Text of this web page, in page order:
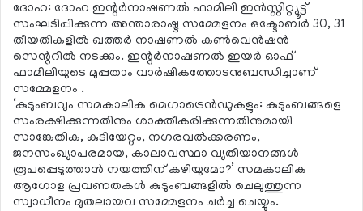
ദോഹ: ദോഹ ഇന്റര്‍നാഷണല്‍ ഫാമിലി ഇന്‍സ്റ്റിറ്റ്യൂട്ട്
സംഘടിപ്പിക്കുന്ന അന്താരാഷ്ട്ര സമ്മേളനം ഒക്ടോബര്‍ 30, 31
തീയതികളില്‍ ഖത്തര്‍ നാഷണല്‍ കണ്‍വെന്‍ഷന്‍
സെന്ററില്‍ നടക്കും. ഇന്റര്‍നാഷണല്‍ ഇയര്‍ ഓഫ്
ഫാമിലിയുടെ മുപ്പതാം വാര്‍ഷികത്തോടനുബന്ധിച്ചാണ്
സമ്മേളനം .
‘കുടുംബവും സമകാലിക മെഗാട്രെന്‍ഡുകളും: കുടുംബങ്ങളെ
സംരക്ഷിക്കുന്നതിനും ശാക്തീകരിക്കുന്നതിനുമായി
സാങ്കേതിക, കുടിയേറ്റം, നഗരവല്‍ക്കരണം,
ജനസംഖ്യാപരമായ, കാലാവസ്ഥാ വ്യതിയാനങ്ങള്‍
രൂപപ്പെടുത്താന്‍ നയത്തിന് കഴിയുമോ?’ സമകാലിക
ആഗോള പ്രവണതകള്‍ കുടുംബങ്ങളില്‍ ചെലുത്തുന്ന
സ്വാധീനം മുതലായവ സമ്മേളനം ചര്‍ച്ച ചെയ്യും.